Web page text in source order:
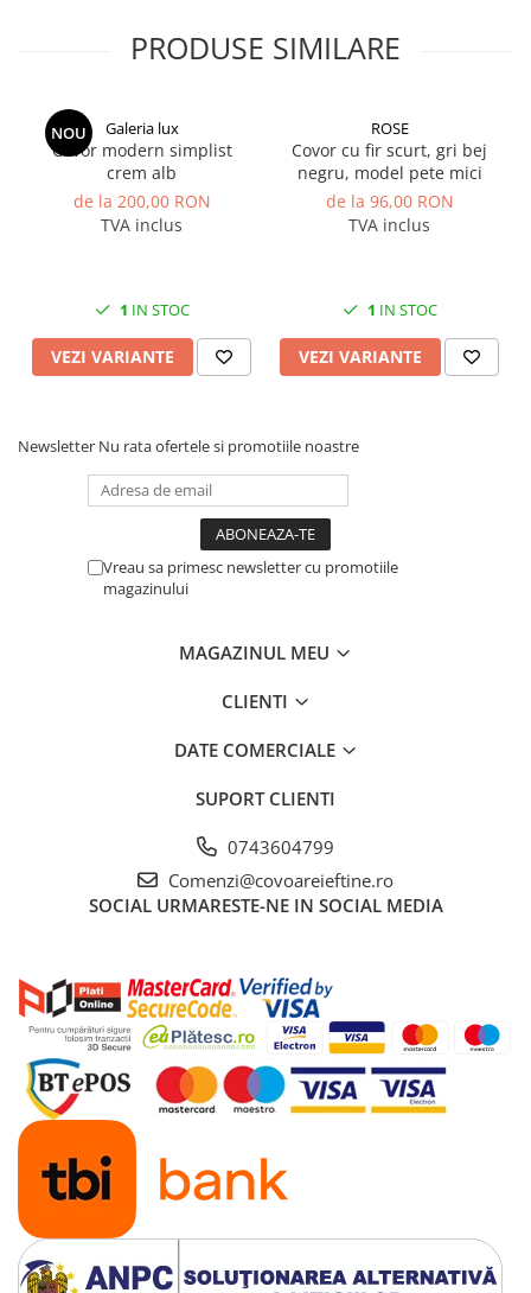
culoare ambientului.
PRODUSE SIMILARE
NOU Galeria lux
Covor modern simplist
crem alb
de la 200,00 RON
TVA inclus
1 IN STOC
VEZI VARIANTE
ROSE
Covor cu fir scurt, gri bej
negru, model pete mici
de la 96,00 RON
TVA inclus
1 IN STOC
VEZI VARIANTE
Newsletter Nu rata ofertele si promotiile noastre
Vreau sa primesc newsletter cu promotiile
magazinului
MAGAZINUL MEU
CLIENTI
DATE COMERCIALE
SUPORT CLIENTI
0743604799
Comenzi@covoareieftine.ro
SOCIAL URMARESTE-NE IN SOCIAL MEDIA